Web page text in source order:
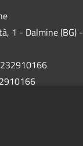
1 - Dalmine (BG) -